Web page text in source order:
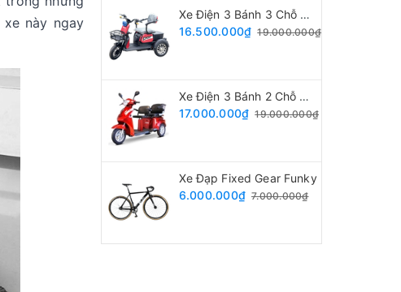
này ngay
Xe Điện 3 Bánh 3 Chỗ Ngồi
16.500.000₫ 19.000.000₫
Xe Điện 3 Bánh 2 Chỗ Ngồi
17.000.000₫ 19.000.000₫
Xe Đạp Fixed Gear Funky
6.000.000₫ 7.000.000₫